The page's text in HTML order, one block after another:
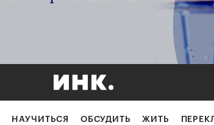
НАУЧИТЬСЯ ОБСУДИТЬ ЖИТЬ